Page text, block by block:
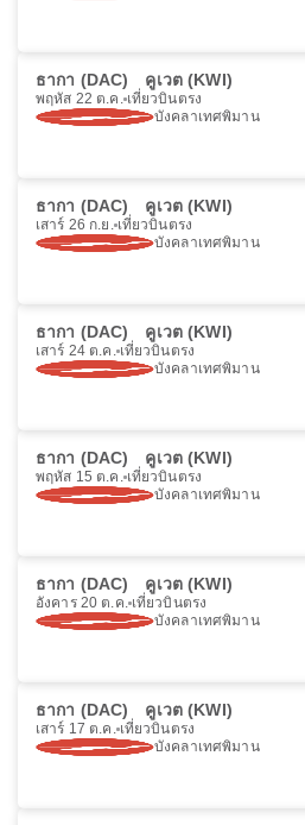
ธากา (DAC) คูเวต (KWI)
พฤหัส 22 ต.ค. เที่ยวบินตรง
บังคลาเทศพิมาน
ธากา (DAC) คูเวต (KWI)
เสาร์ 26 ก.ย. เที่ยวบินตรง
บังคลาเทศพิมาน
ธากา (DAC) คูเวต (KWI)
เสาร์ 24 ต.ค. เที่ยวบินตรง
บังคลาเทศพิมาน
ธากา (DAC) คูเวต (KWI)
พฤหัส 15 ต.ค. เที่ยวบินตรง
บังคลาเทศพิมาน
ธากา (DAC) คูเวต (KWI)
อังคาร 20 ต.ค. เที่ยวบินตรง
บังคลาเทศพิมาน
ธากา (DAC) คูเวต (KWI)
เสาร์ 17 ต.ค. เที่ยวบินตรง
บังคลาเทศพิมาน